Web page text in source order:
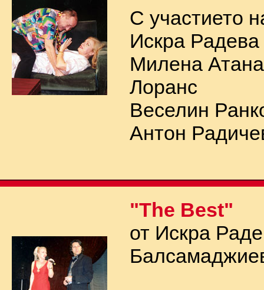
С участието
Искра
Милена
Лоранс
Веселин
Антон
"The Best"
от Искра